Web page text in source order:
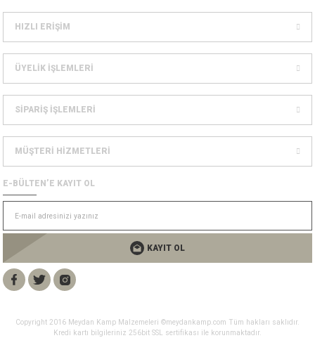
Ekipmanları
HIZLI ERİŞİM
ÜYELİK İŞLEMLERİ
SİPARİŞ İŞLEMLERİ
MÜŞTERİ HİZMETLERİ
E-BÜLTEN’E KAYIT OL
KAYIT OL
Copyright 2016 Meydan Kamp Malzemeleri ©meydankamp.com Tüm hakları saklıdır.
Kredi kartı bilgileriniz 256bit SSL sertifikası ile korunmaktadır.